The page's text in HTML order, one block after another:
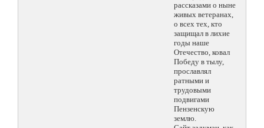
рассказами о ныне
живых ветеранах,
о всех тех, кто
защищал в лихие
годы наше
Отечество, ковал
Победу в тылу,
прославлял
ратными и
трудовыми
подвигами
Пензенскую
землю.